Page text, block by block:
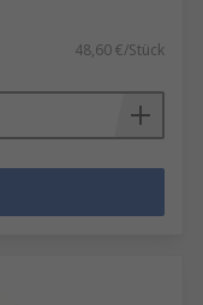
48,60 €/Stück